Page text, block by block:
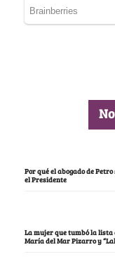
Por qué el abogado de
el Presidente
La mujer que tumbó la lista
María del Mar Pizarro y